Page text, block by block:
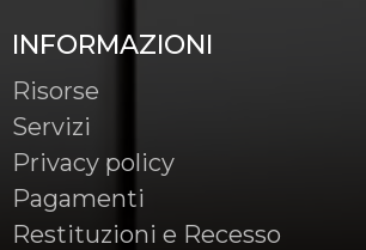
INFORMAZIONI
Risorse
Servizi
Privacy policy
Pagamenti
Restituzioni e Recesso